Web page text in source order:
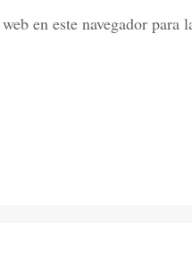
en este navegador para